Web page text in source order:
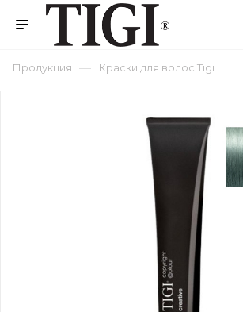
Продукция — Краски для волос Tigi